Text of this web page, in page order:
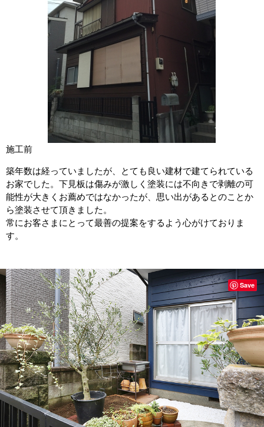
施工前
築年数は経っていましたが、とても良い建材で建てられている
お家でした。下見板は傷みが激しく塗装には不向きで剥離の可
能性が大きくお薦めではなかったが、思い出があるとのことか
ら塗装させて頂きました。
常にお客さまにとって最善の提案をするよう心がけておりま
す。
Save